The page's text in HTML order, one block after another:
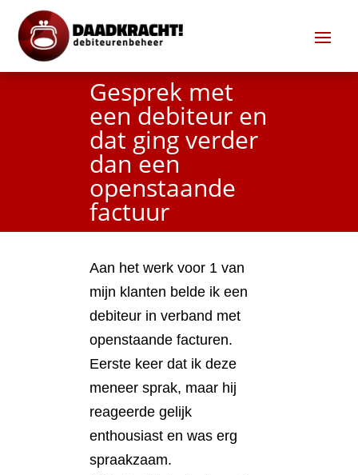
Gesprek met
een debiteur en
dat ging verder
dan een
openstaande
factuur
Aan het werk voor 1 van
mijn klanten belde ik een
debiteur in verband met
openstaande facturen.
Eerste keer dat ik deze
meneer sprak, maar hij
reageerde gelijk
enthousiast en was erg
spraakzaam.